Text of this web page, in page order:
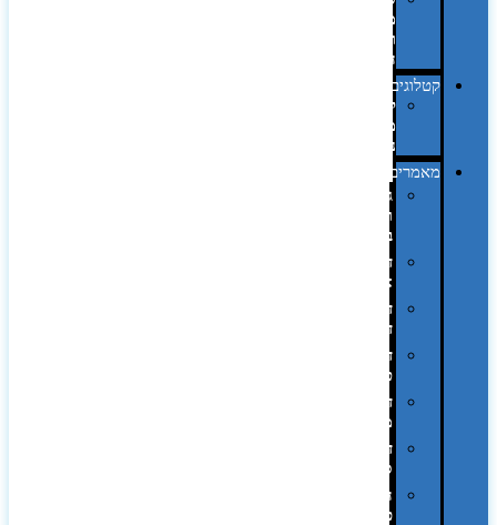
מחשב
וציוד
היקפי
קטלוגים
קטלוג
מוצרי
נייר
מאמרים
גימורים
והשבחות
בדפוס
דפוס
אופסט
דפוס
דיגיטלי
דפוס
טמפון
דפוס
משי
דפוס
סובלימציה
הדפס
פרוצס